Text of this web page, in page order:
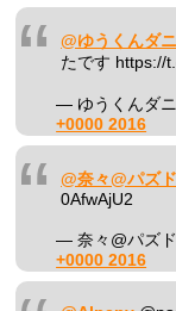
@ゆうくんダ
たです https://
— ゆうくんダ
+0000 2016
@奈々@パズ
0AfwAjU2
— 奈々@パズ
+0000 2016